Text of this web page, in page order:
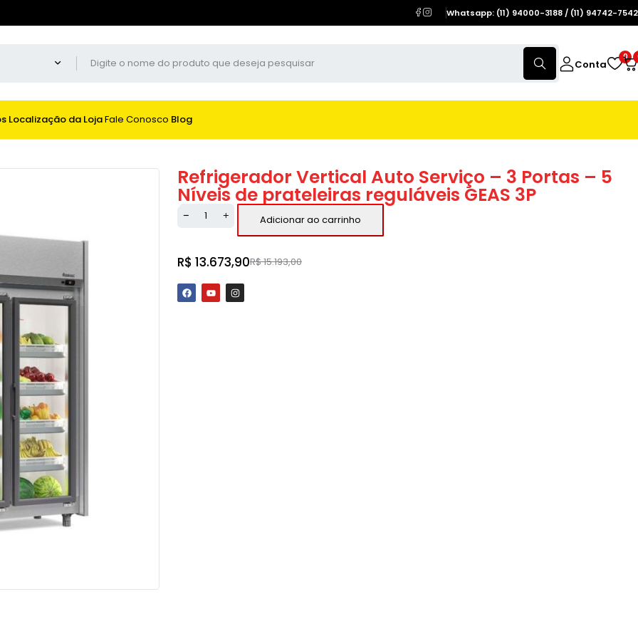
Whatsapp: (11) 94000-3188 / (11) 94742-7542
Conta
0
Localização da LojaFale Conosco Blog
Refrigerador Vertical Auto Serviço – 3 Portas – 5
Níveis de prateleiras reguláveis GEAS 3P
Adicionar ao carrinho
R$15.193,00
R$ 13.673,90